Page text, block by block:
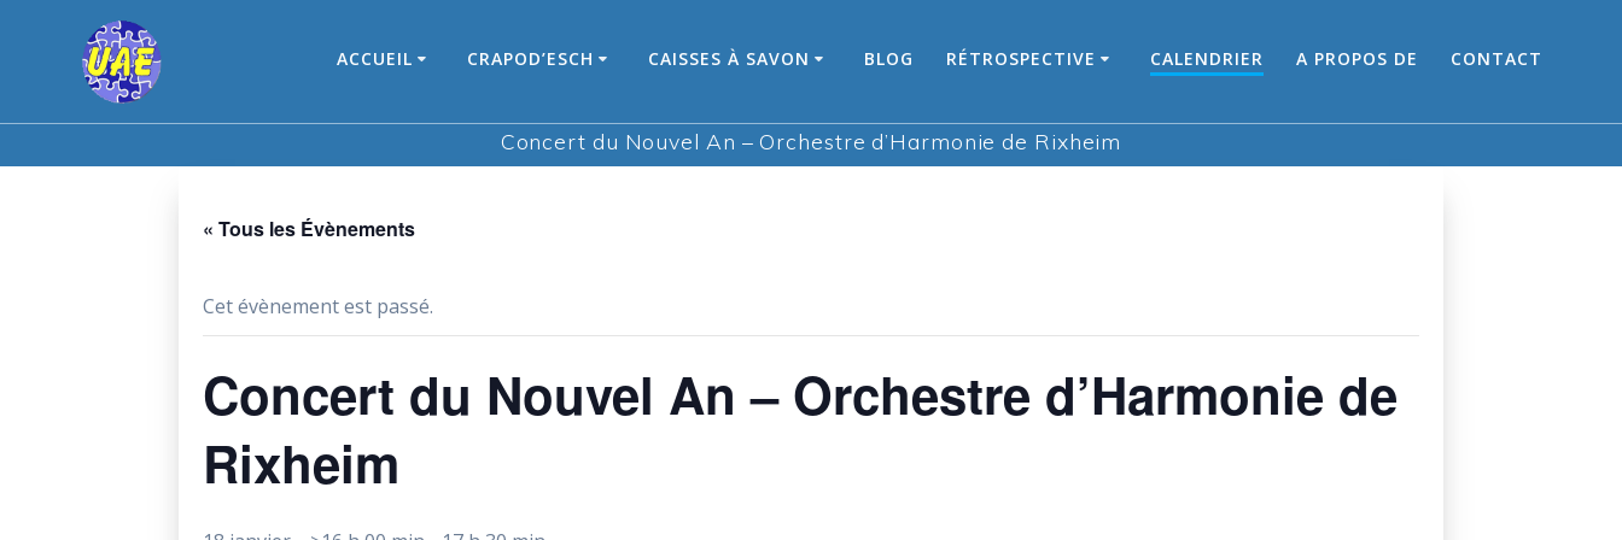
ACCUEIL CRAPOD’ESCH CAISSES À SAVON BLOG RÉTROSPECTIVE CALENDRIER A PROPOS DE CONTACT
Concert du Nouvel An – Orchestre d’Harmonie de Rixheim
« Tous les Évènements
Cet évènement est passé.
Concert du Nouvel An – Orchestre d’Harmonie de
Rixheim